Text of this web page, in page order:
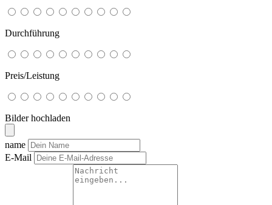
Durchführung
Preis/Leistung
Bilder hochladen
name
E-Mail